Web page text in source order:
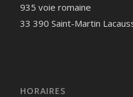
935 voie romaine
33 390 Saint-Martin
HORAIRES